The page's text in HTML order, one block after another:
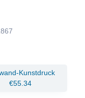
Kunstdruck
€55.34